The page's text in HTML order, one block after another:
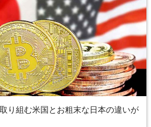
り組む米国とお粗末な日本の違いが